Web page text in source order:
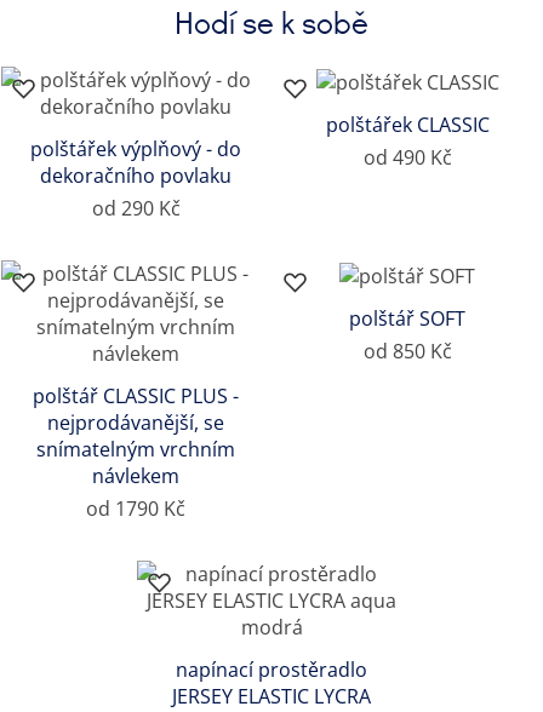
Hodí se k sobě
polštářek výplňový - do
dekoračního povlaku
od 290 Kč
polštářek CLASSIC
od 490 Kč
polštář CLASSIC PLUS -
nejprodávanější, se
snímatelným vrchním
návlekem
od 1790 Kč
polštář SOFT
od 850 Kč
napínací prostěradlo
JERSEY ELASTIC LYCRA